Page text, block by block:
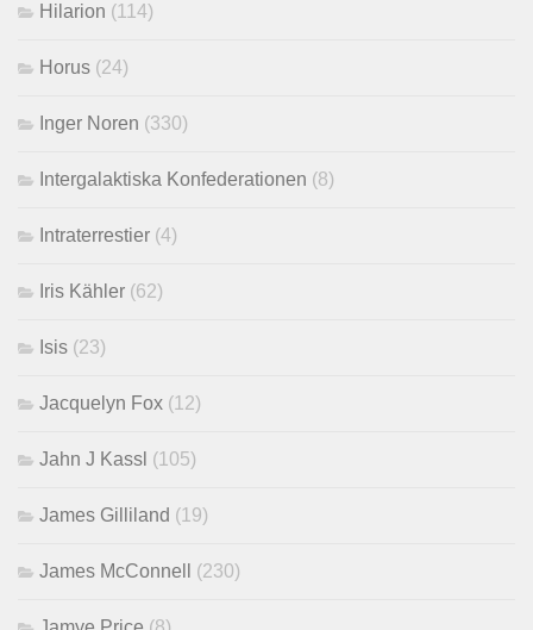
Hilarion (114)
Horus (24)
Inger Noren (330)
Intergalaktiska Konfederationen (8)
Intraterrestier (4)
Iris Kähler (62)
Isis (23)
Jacquelyn Fox (12)
Jahn J Kassl (105)
James Gilliland (19)
James McConnell (230)